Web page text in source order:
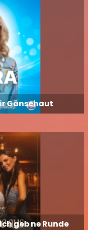
Gänsehaut
geb ne Runde